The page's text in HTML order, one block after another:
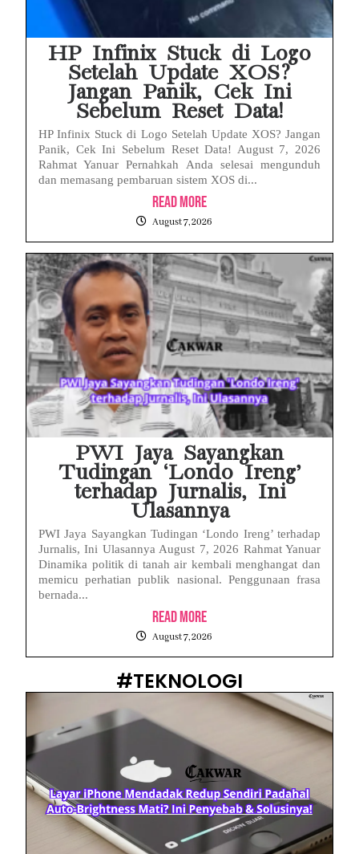
HP Infinix Stuck di Logo
Setelah Update XOS?
Jangan Panik, Cek Ini
Sebelum Reset Data!
HP Infinix Stuck di Logo Setelah Update XOS? Jangan
Panik, Cek Ini Sebelum Reset Data! August 7, 2026
Rahmat Yanuar Pernahkah Anda selesai mengunduh
dan memasang pembaruan sistem XOS di...
Read More
August 7, 2026
PWI Jaya Sayangkan
Tudingan ‘Londo Ireng’
terhadap Jurnalis, Ini
Ulasannya
PWI Jaya Sayangkan Tudingan ‘Londo Ireng’ terhadap
Jurnalis, Ini Ulasannya August 7, 2026 Rahmat Yanuar
Dinamika politik di tanah air kembali menghangat dan
memicu perhatian publik nasional. Penggunaan frasa
bernada...
Read More
August 7, 2026
#TEKNOLOGI